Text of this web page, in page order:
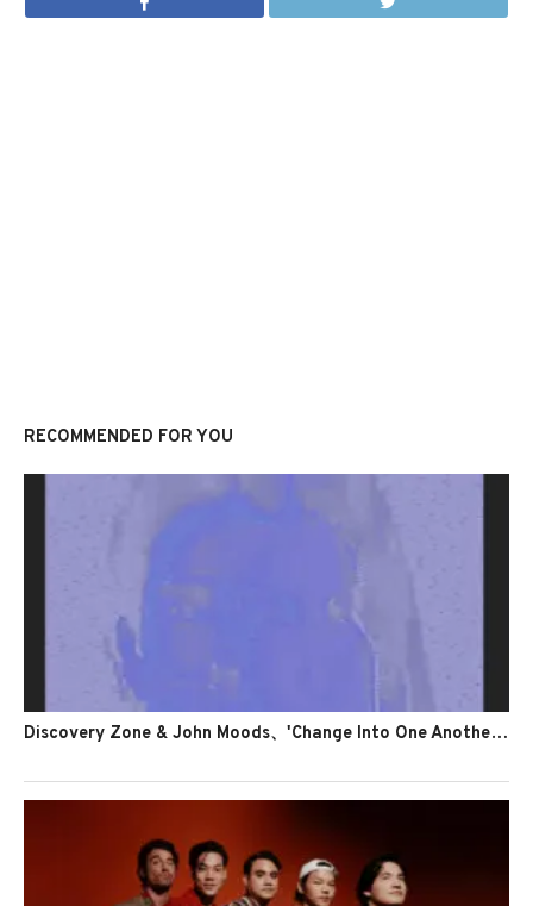
RECOMMENDED FOR YOU
Discovery Zone & John Moods、'Change Into One Another'のMVを公開